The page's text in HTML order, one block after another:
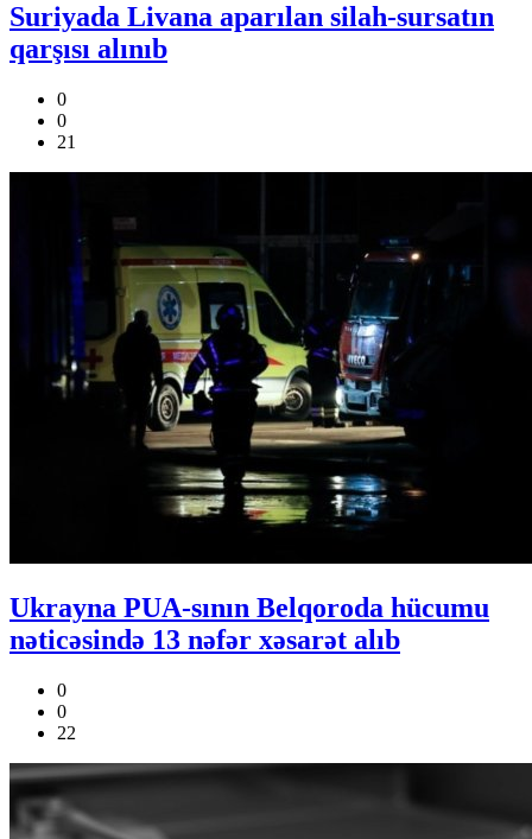
Suriyada Livana aparılan silah-sursatın
qarşısı alınıb
0
0
21
Ukrayna PUA-sının Belqoroda hücumu
nəticəsində 13 nəfər xəsarət alıb
0
0
22